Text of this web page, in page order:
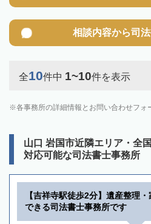
相談内容から司
全10件中 1~10件を表示
各事務所の詳細情報とお問い合わせフォ
山口 岩国市近隣エリア・全
対応可能な司法書士事務所
【吉祥寺駅徒歩2分】遺産整理
できる司法書士事務所です